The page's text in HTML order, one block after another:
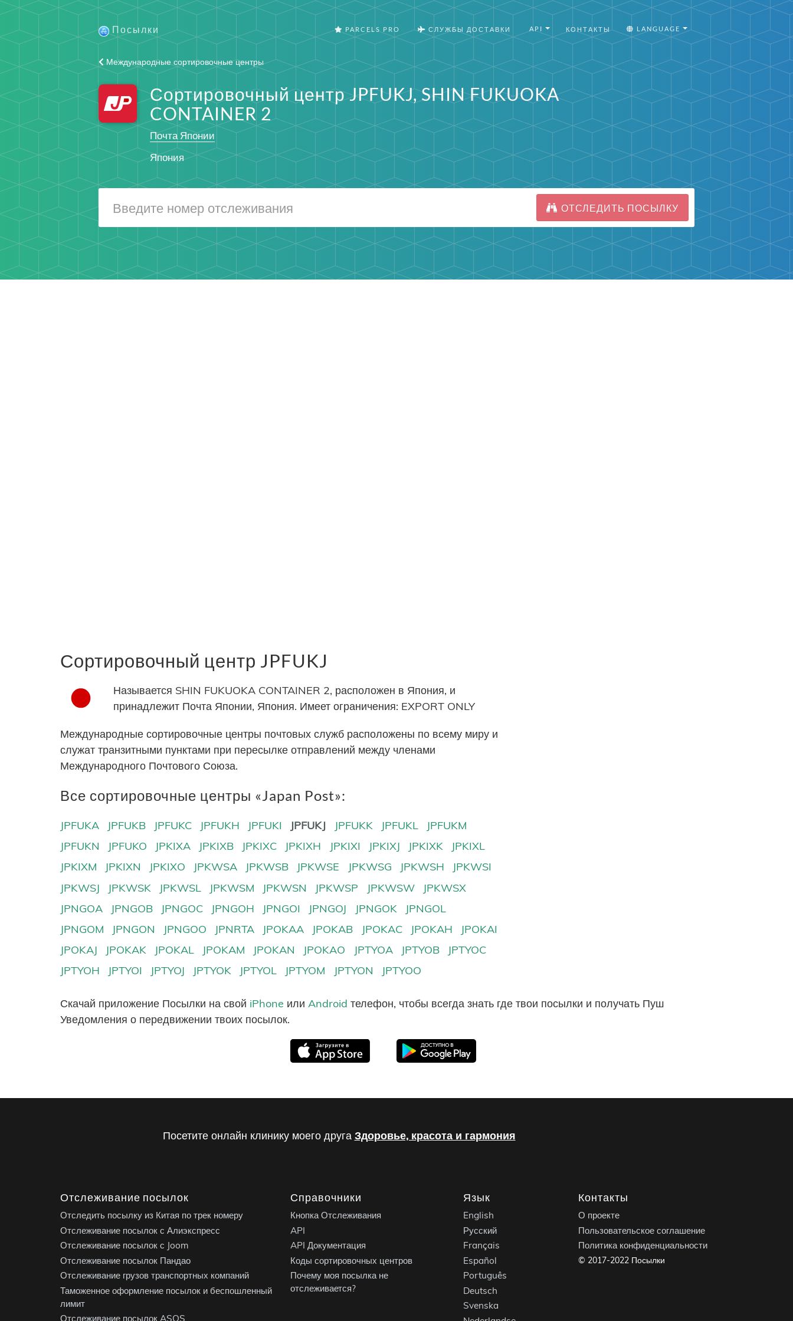
Посылки PARCELS PRO СЛУЖБЫ ДОСТАВКИ API КОНТАКТЫ LANGUAGE
Международные сортировочные центры
Сортировочный центр JPFUKJ, SHIN FUKUOKA
CONTAINER 2
Почта Японии
Япония
ОТСЛЕДИТЬ ПОСЫЛКУ
Сортировочный центр JPFUKJ
Называется SHIN FUKUOKA CONTAINER 2, расположен в Япония, и
принадлежит Почта Японии, Япония. Имеет ограничения: EXPORT ONLY
Международные сортировочные центры почтовых служб расположены по всему миру и
служат транзитными пунктами при пересылке отправлений между членами
Международного Почтового Союза.
Все сортировочные центры «Japan Post»:
JPFUKA JPFUKB JPFUKC JPFUKH JPFUKI JPFUKJ JPFUKK JPFUKL
JPFUKM
JPFUKN
JPFUKO JPKIXA JPKIXB JPKIXC JPKIXH JPKIXI JPKIXJ JPKIXK
JPKIXL
JPKIXM
JPKIXN JPKIXO JPKWSA JPKWSB JPKWSE JPKWSG JPKWSH
JPKWSI
JPKWSJ
JPKWSK JPKWSL JPKWSM JPKWSN JPKWSP JPKWSW
JPKWSX
JPNGOA
JPNGOB JPNGOC JPNGOH JPNGOI JPNGOJ JPNGOK
JPNGOL
JPNGOM
JPNGON JPNGOO JPNRTA JPOKAA JPOKAB JPOKAC JPOKAH
JPOKAI
JPOKAJ
JPOKAK JPOKAL JPOKAM JPOKAN JPOKAO JPTYOA JPTYOB
JPTYOC
JPTYOH
JPTYOI JPTYOJ JPTYOK JPTYOL JPTYOM JPTYON JPTYOO
Скачай приложение Посылки на свой iPhone или Android телефон, чтобы всегда знать где твои посылки и получать Пуш
Уведомления о передвижении твоих посылок.
Посетите онлайн клинику моего друга Здоровье, красота и гармония
Отслеживание посылок
Отследить посылку из Китая по трек номеру
Отслеживание посылок с Алиэкспресс
Отслеживание посылок с Joom
Отслеживание посылок Пандао
Отслеживание грузов транспортных компаний
Таможенное оформление посылок и беспошленный
лимит
Отслеживание посылок ASOS
Справочники
Кнопка Отслеживания
API
API Документация
Коды сортировочных центров
Почему моя посылка не
отслеживается?
Язык
English
Русский
Français
Español
Português
Deutsch
Svenska
Контакты
О проекте
Пользовательское соглашение
Политика конфиденциальности
© 2017-2022 Посылки